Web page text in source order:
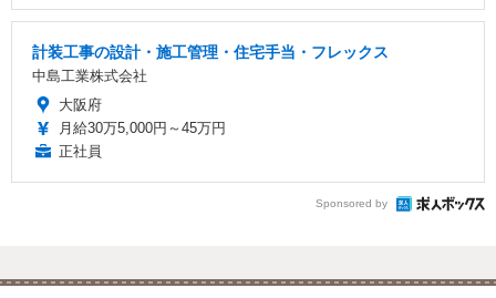
計装工事の設計・施工管理・住宅手当・フレックス
中島工業株式会社
大阪府
月給30万5,000円～45万円
正社員
Sponsored by